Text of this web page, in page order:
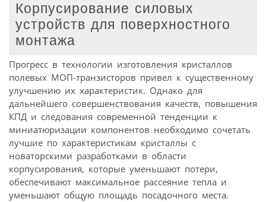
Корпусирование силовых
устройств для поверхностного
монтажа
Прогресс в технологии изготовления кристаллов
полевых МОП-транзисторов привел к существенному
улучшению их характеристик. Однако для
дальнейшего совершенствования качеств, повышения
КПД и следования современной тенденции к
миниатюризации компонентов необходимо сочетать
лучшие по характеристикам кристаллы с
новаторскими разработками в области
корпусирования, которые уменьшают потери,
обеспечивают максимальное рассеяние тепла и
уменьшают общую площадь посадочного места.